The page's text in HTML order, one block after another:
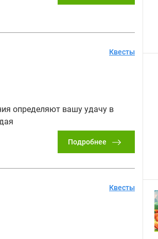
определяют вашу удачу в
Квесты
Подробнее
Квесты